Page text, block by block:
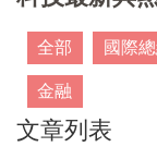
全部 國際
金融
文章列表